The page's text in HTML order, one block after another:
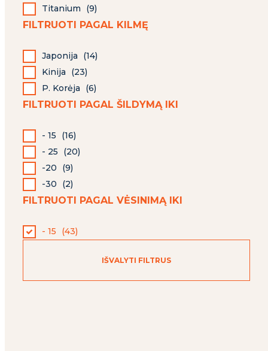
Titanium
(9)
FILTRUOTI PAGAL KILMĘ
Japonija (14)
Kinija
(23)
P. Korėja
(6)
FILTRUOTI PAGAL ŠILDYMĄ IKI
- 15 (16)
- 25
(20)
-20
(9)
-30
(2)
FILTRUOTI PAGAL VĖSINIMĄ IKI
- 15 (43)
IŠVALYTI FILTRUS